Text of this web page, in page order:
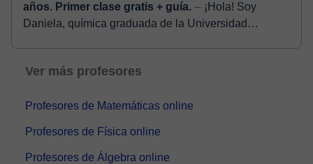
años. Primer clase gratis + guía. ⏤ ¡Hola! Soy
Daniela, química graduada de la Universidad
Ver más profesores
Profesores de Matemáticas online
Profesores de Física online
Profesores de Álgebra online